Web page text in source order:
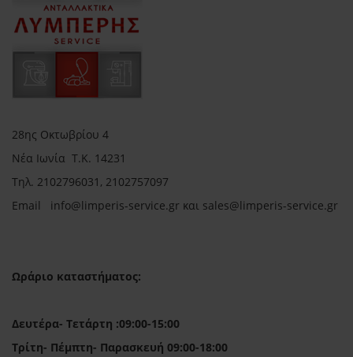
28ης Οκτωβρίου 4
Νέα Ιωνία Τ.Κ. 14231
Τηλ. 2102796031, 2102757097
Email info@limperis-service.gr και sales@limperis-service.gr
Ωράριο καταστήματος:
Δευτέρα- Τετάρτη :09:00-15:00
Τρίτη- Πέμπτη- Παρασκευή 09:00-18:00